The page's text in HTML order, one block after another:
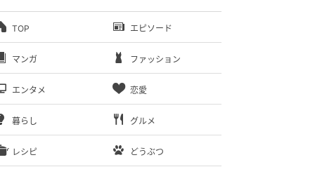
TOP エピソード
マンガ ファッション
エンタメ 恋愛
暮らし グルメ
レシピ どうぶつ